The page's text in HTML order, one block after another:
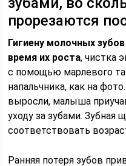
прорезаются
Гигиену молочных
время их роста, чистка
с помощью марлевого
напальчника, как на
выросли, малыша
уходу за зубами. Зубная
соответствовать
Ранняя потеря зубов